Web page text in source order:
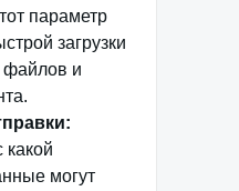
параметр
загрузки
файлов и
какой
могут